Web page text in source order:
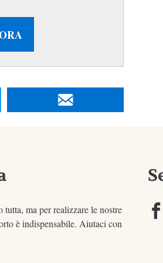
tutta, ma per realizzare le nostre
è indispensabile. Aiutaci con